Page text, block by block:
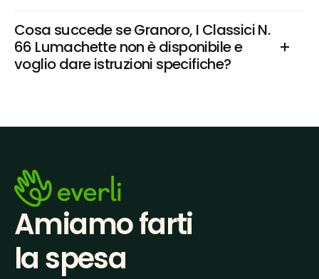
Cosa succede se Granoro, I Classici N.
66 Lumachette non è disponibile e
voglio dare istruzioni specifiche?
Amiamo farti
la spesa